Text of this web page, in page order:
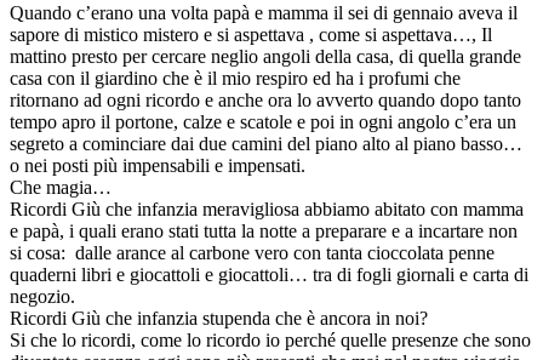
Quando c’erano una volta papà e mamma il sei di gennaio aveva il
sapore di mistico mistero e si aspettava , come si aspettava…, Il
mattino presto per cercare neglio angoli della casa, di quella grande
casa con il giardino che è il mio respiro ed ha i profumi che
ritornano ad ogni ricordo e anche ora lo avverto quando dopo tanto
tempo apro il portone, calze e scatole e poi in ogni angolo c’era un
segreto a cominciare dai due camini del piano alto al piano basso…
o nei posti più impensabili e impensati.
Che magia…
Ricordi Giù che infanzia meravigliosa abbiamo abitato con mamma
e papà, i quali erano stati tutta la notte a preparare e a incartare non
si cosa: dalle arance al carbone vero con tanta cioccolata penne
quaderni libri e giocattoli e giocattoli… tra di fogli giornali e carta di
negozio.
Ricordi Giù che infanzia stupenda che è ancora in noi?
Si che lo ricordi, come lo ricordo io perché quelle presenze che sono